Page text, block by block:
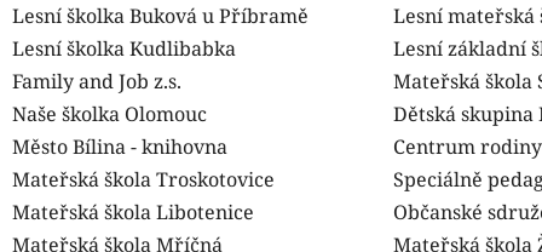
Lesní školka Buková u Příbramě
Lesní mateřská
Lesní školka Kudlibabka
Lesní základní
Family and Job z.s.
Mateřská škola
Naše školka Olomouc
Dětská
Město Bílina - knihovna
Centrum rodiny
Mateřská škola Troskotovice
Speciálně
Mateřská škola Libotenice
Občanské
Mateřská škola Mříčná
Mateřská škola